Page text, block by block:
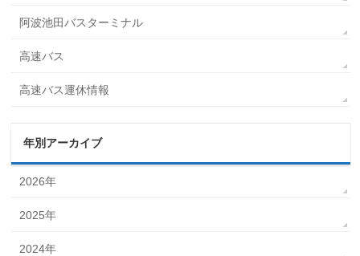
阿波池田バスターミナル
高速バス
高速バス運休情報
年別アーカイブ
2026年
2025年
2024年